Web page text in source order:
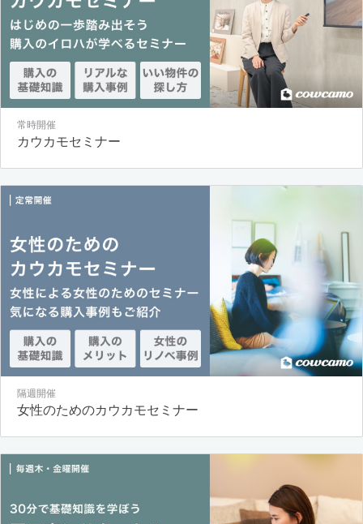
常時開催
カウカモセミナー
隔週開催
女性のためのカウカモセミナー